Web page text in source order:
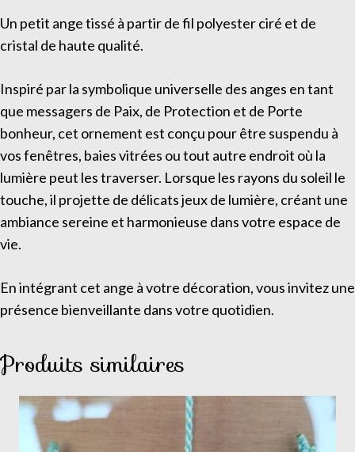
Un petit ange tissé à partir de fil polyester ciré et de
cristal de haute qualité.
Inspiré par la symbolique universelle des anges en tant
que messagers de Paix, de Protection et de Porte
bonheur, cet ornement est conçu pour être suspendu à
vos fenêtres, baies vitrées ou tout autre endroit où la
lumière peut les traverser. Lorsque les rayons du soleil le
touche, il projette de délicats jeux de lumière, créant une
ambiance sereine et harmonieuse dans votre espace de
vie.
En intégrant cet ange à votre décoration, vous invitez une
présence bienveillante dans votre quotidien.
Produits similaires